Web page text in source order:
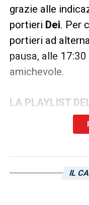
grazie alle
portieri Dei. Per
portieri ad
pausa, alle
amichevole.
LA PLAYLIST
IL